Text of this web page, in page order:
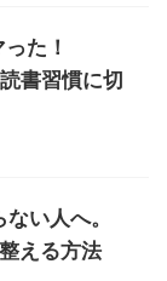
た！
書習慣に切
い人へ。
える方法